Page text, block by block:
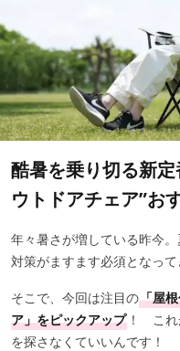
酷暑を乗り切る新
ウトドアチェア”お
年々暑さが増している昨今
対策がますます必須となって
そこで、今回は注目の「屋
ア」をピックアップ ！ これ
を探さなくていいんです！